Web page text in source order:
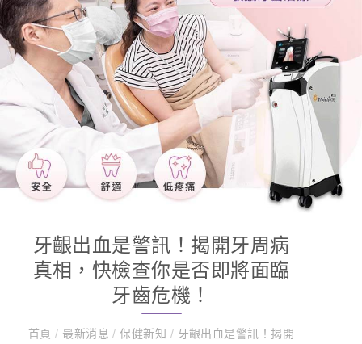
牙齦出血是警訊！揭開牙周病
真相，快檢查你是否即將面臨
牙齒危機！
首頁/ 最新消息/ 保健新知 / 牙齦出血是警訊！揭開